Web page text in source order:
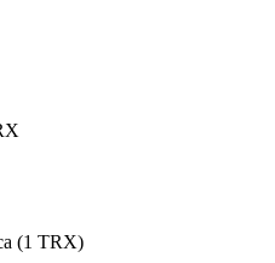
(1 TRX)